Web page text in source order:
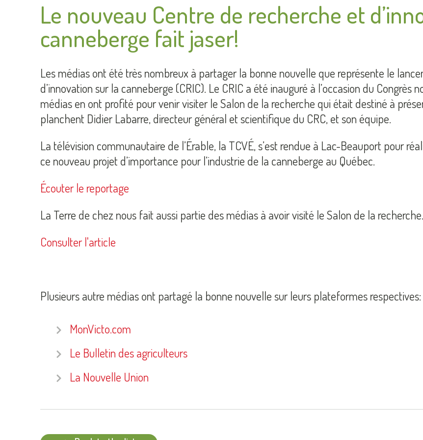
Le nouveau Centre de recherche et
canneberge fait jaser!
Les médias ont été très nombreux à partager la bonne nouvelle que représente le
d’innovation sur la canneberge (CRIC). Le CRIC a été inauguré à l’occasion du
médias en ont profité pour venir visiter le Salon de la recherche qui était destiné à
planchent Didier Labarre, directeur général et scientifique du CRC, et son équipe.
La télévision communautaire de l’Érable, la TCVÉ, s’est rendue à Lac-Beauport pour
ce nouveau projet d’importance pour l’industrie de la canneberge au Québec.
Écouter le reportage
La Terre de chez nous fait aussi partie des médias à avoir visité le Salon de la recherche.
Consulter l'article
Plusieurs autre médias ont partagé la bonne nouvelle sur leurs plateformes respectives:
MonVicto.com
Le Bulletin des agriculteurs
La Nouvelle Union